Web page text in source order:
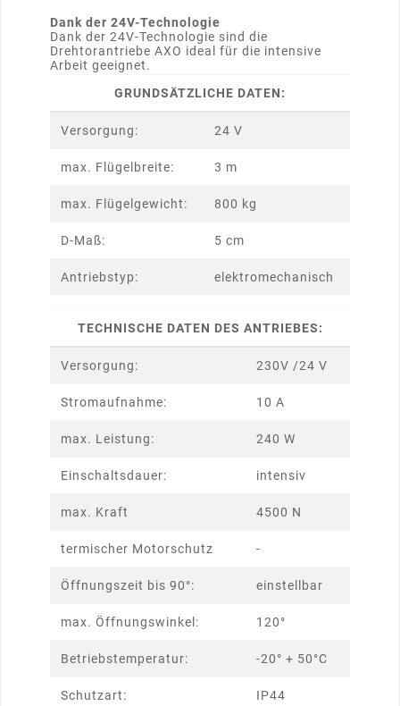
Dank der 24V-Technologie
Dank der 24V-Technologie sind die
Drehtorantriebe AXO ideal für die intensive
Arbeit geeignet.
GRUNDSÄTZLICHE DATEN:
Versorgung: 24 V
max. Flügelbreite: 3 m
max. Flügelgewicht: 800 kg
D-Maß: 5 cm
Antriebstyp: elektromechanisch
TECHNISCHE DATEN DES ANTRIEBES:
Versorgung: 230V /24 V
Stromaufnahme: 10 A
max. Leistung: 240 W
Einschaltsdauer: intensiv
max. Kraft 4500 N
termischer Motorschutz -
Öffnungszeit bis 90°: einstellbar
max. Öffnungswinkel: 120°
Betriebstemperatur: -20° + 50°C
Schutzart: IP44